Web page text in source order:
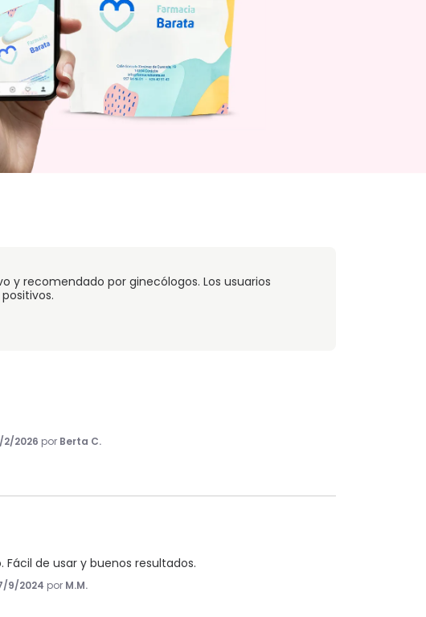
y recomendado por ginecólogos. Los usuarios
2/2026 por Berta C.
de usar y buenos resultados.
9/2024 por M.M.